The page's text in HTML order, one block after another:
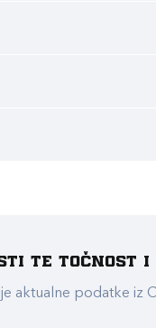
te točnost i
aktualne podatke